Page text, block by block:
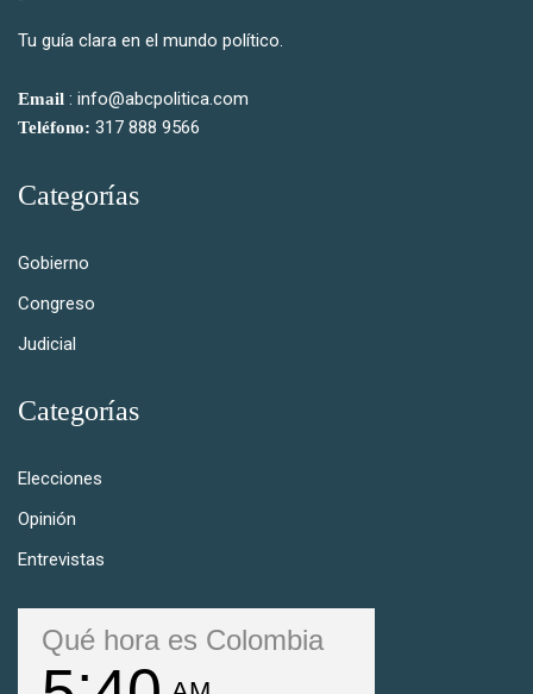
Tu guía clara en el mundo político.
Email : info@abcpolitica.com
Teléfono: 317 888 9566
Categorías
Gobierno
Congreso
Judicial
Categorías
Elecciones
Opinión
Entrevistas
Qué hora es Colombia